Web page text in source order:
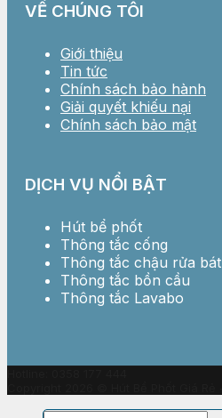
VỀ CHÚNG TÔI
Giới thiệu
Tin tức
Chính sách bảo hành
Giải quyết khiếu nại
Chính sách bảo mật
DỊCH VỤ NỔI BẬT
Hút bể phốt
Thông tắc cống
Thông tắc chậu rửa bát
Thông tắc bồn cầu
Thông tắc Lavabo